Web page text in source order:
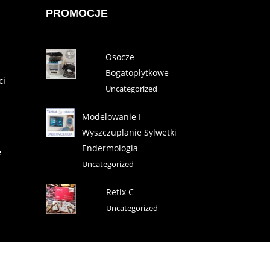
PROMOCJE
Osocze
Bogatopłytkowe
Uncategorized
Modelowanie I
Wyszczuplanie Sylwetki
Endermologia
Uncategorized
Retix C
Uncategorized